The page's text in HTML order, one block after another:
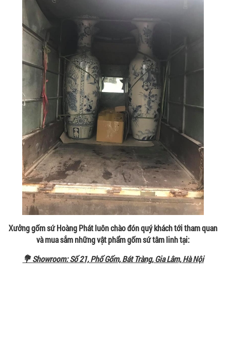
Xưởng gốm sứ Hoàng Phát luôn chào đón quý khách tới tham quan
và mua sắm những vật phẩm gốm sứ tâm linh tại:
💐 Showroom: Số 21, Phố Gốm, Bát Tràng, Gia Lâm, Hà Nội